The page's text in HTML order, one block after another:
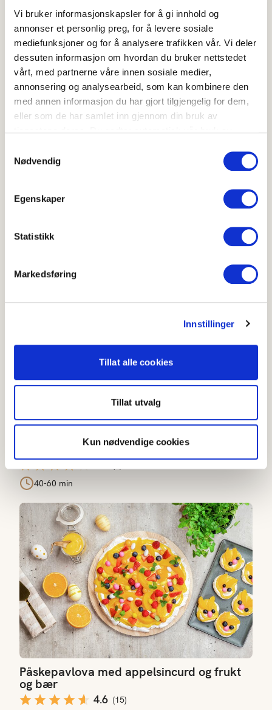
Vi bruker informasjonskapsler for å gi innhold og
annonser et personlig preg, for å levere sosiale
mediefunksjoner og for å analysere trafikken vår. Vi deler
dessuten informasjon om hvordan du bruker nettstedet
vårt, med partnerne våre innen sosiale medier,
annonsering og analysearbeid, som kan kombinere den
med annen informasjon du har gjort tilgjengelig for dem,
eller som de har samlet inn gjennom din bruk av
Nødvendig
Egenskaper
Statistikk
Markedsføring
Innstillinger
Tillat alle cookies
Tillat utvalg
Kun nødvendige cookies
Pynt med appelsinstrimler og gjerne noen
sitronmelisseblader.
Hvor godt likte du oppskriften?
Andre kaker med appelsin
Appelsinkake
4.2
40-60 min
Påskepavlova med appelsincurd og frukt
og bær
4.6 (15)
Påskepavlova med appelsincurd og frukt og bær